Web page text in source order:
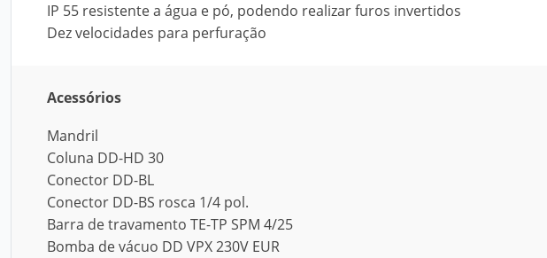
IP 55 resistente a água e pó, podendo realizar furos invertidos
Dez velocidades para perfuração
Acessórios
Mandril
Coluna DD-HD 30
Conector DD-BL
Conector DD-BS rosca 1/4 pol.
Barra de travamento TE-TP SPM 4/25
Bomba de vácuo DD VPX 230V EUR